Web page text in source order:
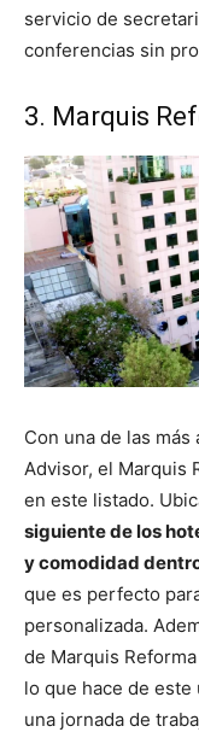
servicio de
conferencias sin
3. Marquis
Con una de las
Advisor, el Marquis
en este listado.
siguiente de los
y comodidad
que es perfecto
personalizada.
de Marquis
lo que hace de este
una jornada de